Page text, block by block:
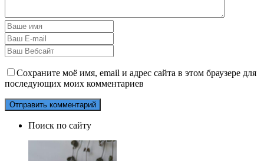
Сохраните моё имя, email и адрес сайта в этом браузере для
последующих моих комментариев
Поиск по сайту